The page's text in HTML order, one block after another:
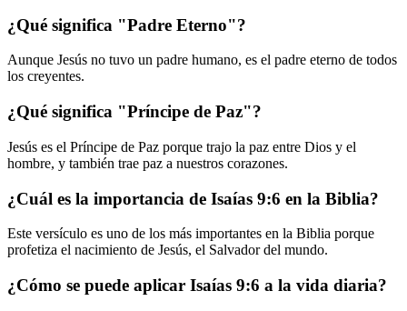
¿Qué significa "Padre Eterno"?
Aunque Jesús no tuvo un padre humano, es el padre eterno de todos
los creyentes.
¿Qué significa "Príncipe de Paz"?
Jesús es el Príncipe de Paz porque trajo la paz entre Dios y el
hombre, y también trae paz a nuestros corazones.
¿Cuál es la importancia de Isaías 9:6 en la Biblia?
Este versículo es uno de los más importantes en la Biblia porque
profetiza el nacimiento de Jesús, el Salvador del mundo.
¿Cómo se puede aplicar Isaías 9:6 a la vida diaria?